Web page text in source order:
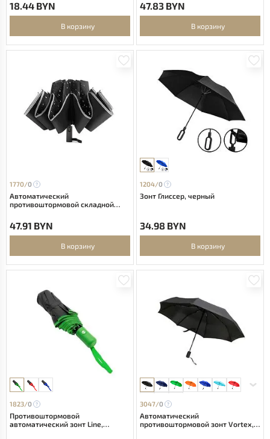
18.44 BYN
В корзину
47.83 BYN
В корзину
1770/0
Автоматический
противоштормовой складной
сложением)
47.91 BYN
В корзину
1204/0
Зонт Глиссер, черный
34.98 BYN
В корзину
1823/0
Противоштормовой
автоматический зонт Line,
3047/0
Автоматический
противоштормовой зонт Vortex,